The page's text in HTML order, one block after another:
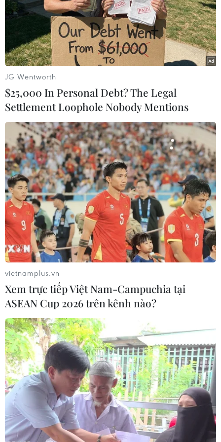
con,” ông Duyệt thông tin.
Thương lái thu mua lúa Hè Thu 2024 trực tiếp tại đồng ruộng.
(Ảnh: Thu Hiền/TTXVN)
Giám đốc Sở Nông nghiệp và Phát triển nông
thôn Kiên Giang Lê Hữu Toàn cho biết vụ lúa Hè
Thu tỉnh duy trì tỷ lệ diện tích sản xuất lúa chất
lượng cao trên 90% tổng diện tích gieo trồng; áp
dụng đồng bộ cơ giới hóa trong sản xuất, nhất là
khâu gieo sạ, phun thuốc, bón phân, thu hoạch;
tăng cường nhân rộng các mô hình sản xuất đạt
chuẩn, hình thức liên kết sản xuất, chế biến,
tiêu thụ và xuất khẩu nông sản hiệu quả.
Ngành nông nghiệp cùng với các ngành chức
năng tỉnh, đơn vị có liên quan tăng cường công
tác quản lý chất lượng lúa giống, phân bón,
thuốc bảo vệ thực vật; phối hợp với Đài Khí
tượng Thủy văn của tỉnh và Trung ương, theo
dõi chặt chẽ diễn biến thời tiết nhằm chủ động
trong sản xuất; vận hành đóng, mở hệ thống
cống phục vụ sản xuất, nhất là chủ động triển
khai các giải pháp phòng, chống mưa, bão để
JG Wentworth
$25,000 In Personal Debt? The Legal
Settlement Loophole Nobody Mentions
vietnamplus.vn
Xem trực tiếp Việt Nam-Campuchia tại
ASEAN Cup 2026 trên kênh nào?